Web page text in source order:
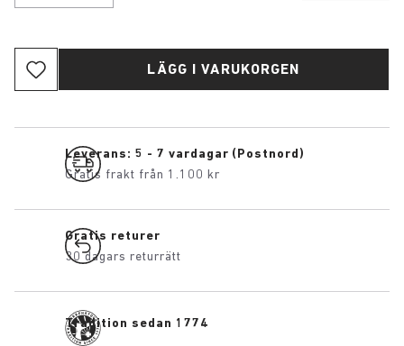
LÄGG I VARUKORGEN
Leverans: 5 - 7 vardagar (Postnord)
Gratis frakt från 1.100 kr
Gratis returer
30 dagars returrätt
Tradition sedan 1774